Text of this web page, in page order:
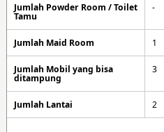
Jumlah Powder Room / Toilet
Tamu
-
Jumlah Maid Room 1
Jumlah Mobil yang bisa
ditampung
3
Jumlah Lantai 2